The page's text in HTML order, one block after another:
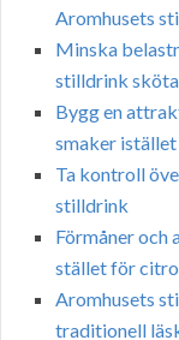
Aromhusets
Minska
stilldrink
Bygg en
smaker
Ta kontroll
stilldrink
Förmåner och
stället för
Aromhusets
traditionell